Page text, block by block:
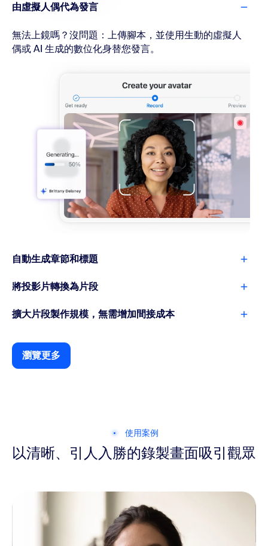
由虛擬人偶代為發言
無法上鏡嗎？沒問題：上傳腳本，並使用生動的虛擬人
偶或 AI 生成的數位化身替您發言。
自動生成章節和標題
將投影片轉換為片段
擴大片段製作規模，無需增加間接成本
瀏覽更多
使用案例
以清晰、引人入勝的錄製畫面吸引觀眾